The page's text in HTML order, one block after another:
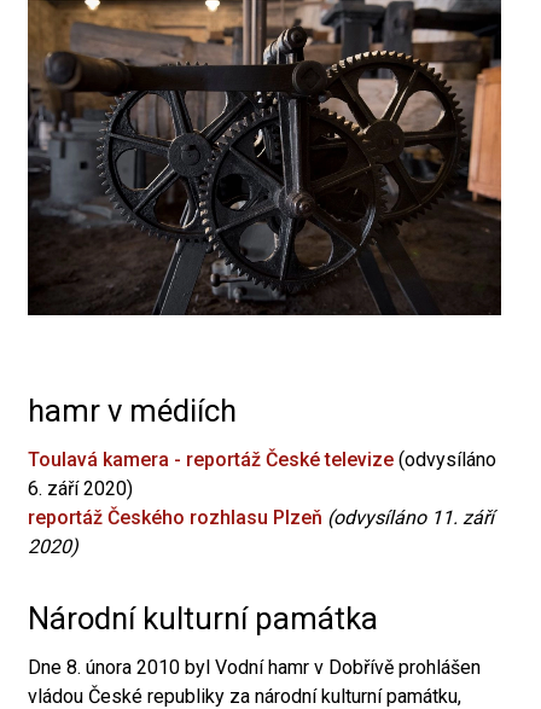
hamr v médiích
Toulavá kamera - reportáž České televize (odvysíláno
6. září 2020)
reportáž Českého rozhlasu Plzeň (odvysíláno 11. září
2020)
Národní kulturní památka
Dne 8. února 2010 byl Vodní hamr v Dobřívě prohlášen
vládou České republiky za národní kulturní památku,